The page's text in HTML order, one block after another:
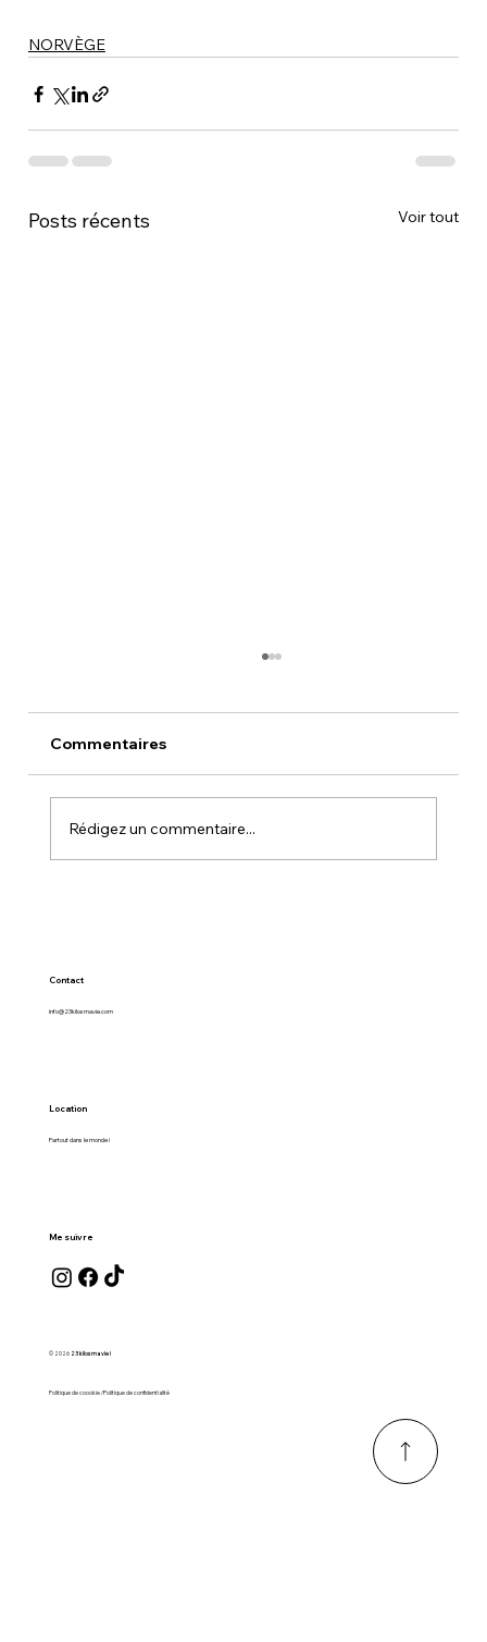
NORVÈGE
Posts récents Voir tout
OSLO
Commentaires
Rédigez un commentaire...
Contact
info@23kilosmavie.com
Location
Partout dans le monde !
Me suivre
© 2026 23 kilos ma vie !
Politique de coookie /Politique de confidentialité